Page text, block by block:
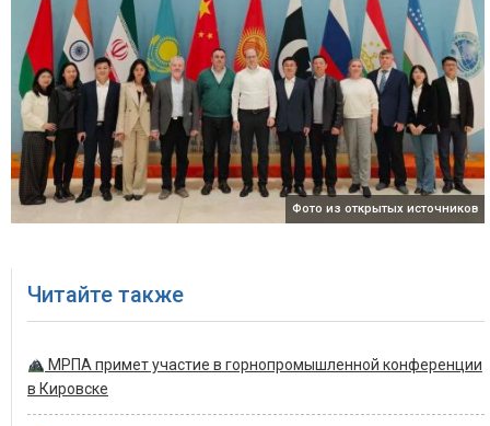
Фото из открытых источников
Читайте также
МРПА примет участие в горнопромышленной конференции
в Кировске